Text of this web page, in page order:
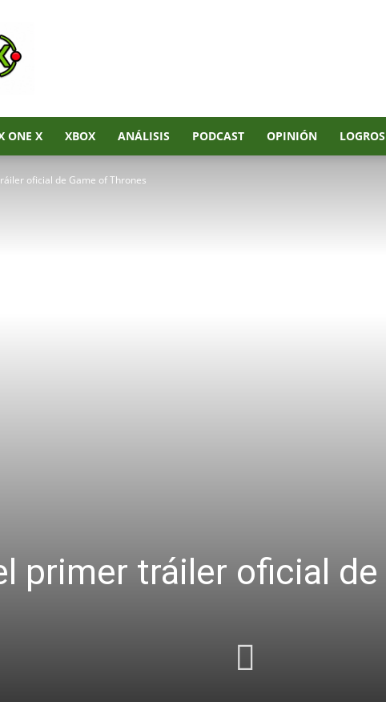
ONE X XBOX ANÁLISIS PODCAST OPINIÓN
oficial de Game of Thrones
primer tráiler oficial